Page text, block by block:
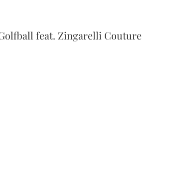
feat. Zingarelli Couture